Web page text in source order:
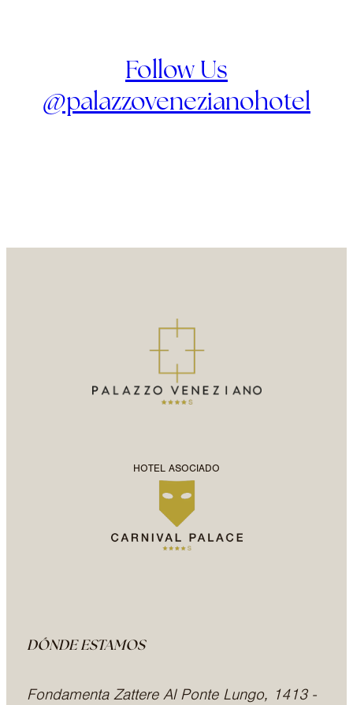
Follow Us
@palazzovenezianohotel
HOTEL ASOCIADO
DÓNDE ESTAMOS
Fondamenta Zattere Al Ponte Lungo, 1413 -